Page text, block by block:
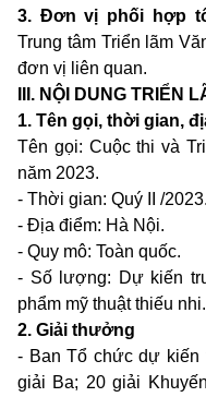
3. Đơn vị phối hợp
Trung tâm Triển lãm
đơn vị liên quan.
III. NỘI DUNG TRIỂN
1. Tên gọi, thời gian,
Tên gọi: Cuộc thi và
năm 2023.
- Thời gian: Quý II /2023.
- Địa điểm: Hà Nội.
- Quy mô: Toàn quốc.
- Số lượng: Dự kiến
phẩm mỹ thuật thiếu nhi.
2. Giải thưởng
- Ban Tổ chức dự kiến
giải Ba; 20 giải